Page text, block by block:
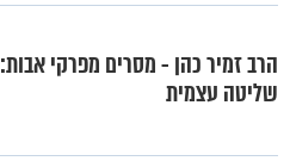
הרב זמיר כהן - מסרים מפרקי אבות:
שליטה עצמית